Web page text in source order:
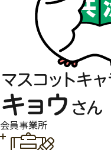
会員事業所